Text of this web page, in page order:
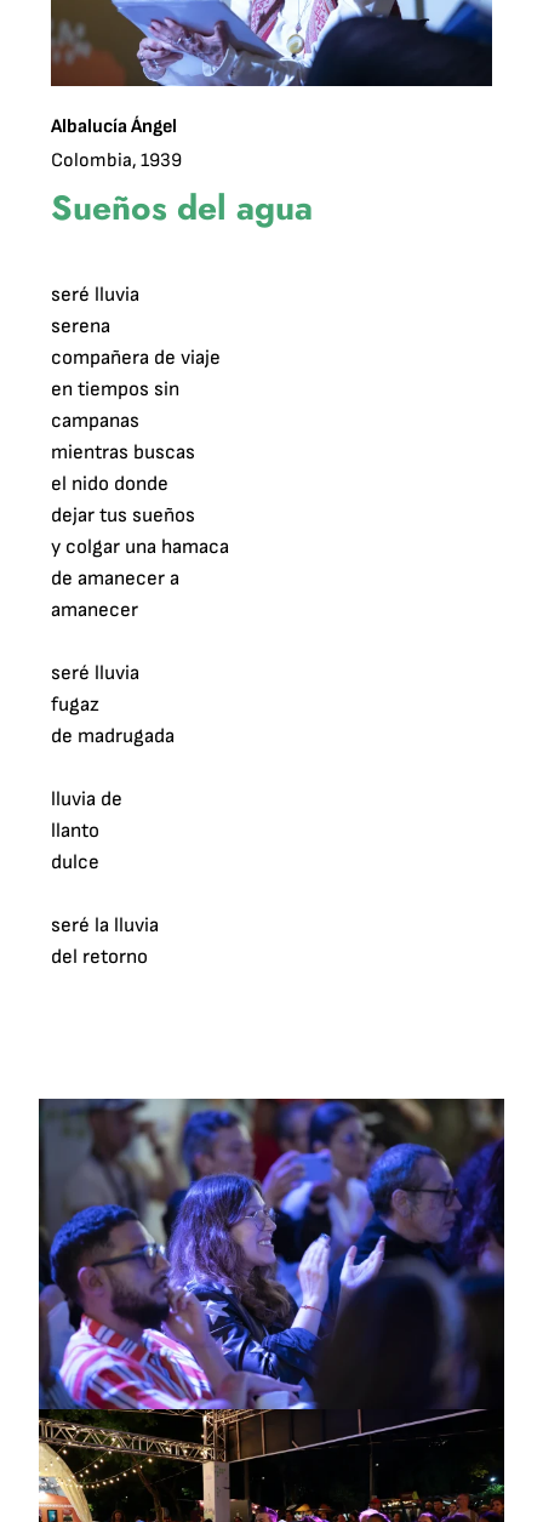
Albalucía Ángel
Colombia, 1939
Sueños del agua
seré lluvia
serena
compañera de viaje
en tiempos sin
campanas
mientras buscas
el nido donde
dejar tus sueños
y colgar una hamaca
de amanecer a
amanecer
seré lluvia
fugaz
de madrugada
lluvia de
llanto
dulce
seré la lluvia
del retorno